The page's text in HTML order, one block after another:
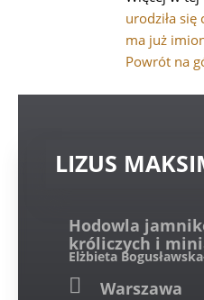
urodziła się
ma już
Powrót na
LIZUS
Hodowla
króliczych i
Elżbieta
Warszawa